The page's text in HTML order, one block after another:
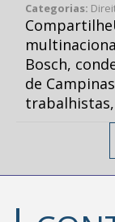
Categorias:
Bosch,
de